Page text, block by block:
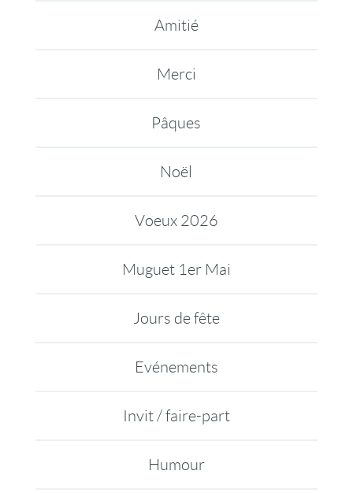
Amitié
Merci
Pâques
Noël
Voeux 2026
Muguet 1er Mai
Jours de fête
Evénements
Invit / faire-part
Humour